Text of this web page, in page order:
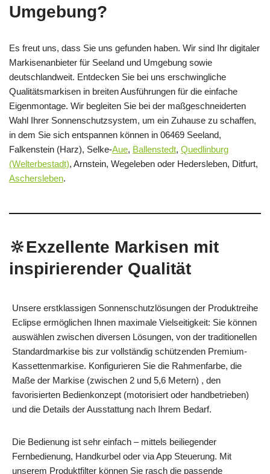
Umgebung?
Es freut uns, dass Sie uns gefunden haben. Wir sind Ihr digitaler
Markisenanbieter für Seeland und Umgebung sowie
deutschlandweit. Entdecken Sie bei uns erschwingliche
Qualitätsmarkisen in breiten Ausführungen für die einfache
Eigenmontage. Wir begleiten Sie bei der maßgeschneiderten
Wahl Ihrer Sonnenschutzsystem, um ein Zuhause zu schaffen,
in dem Sie sich entspannen können in 06469 Seeland,
Falkenstein (Harz), Selke-Aue, Ballenstedt, Quedlinburg
(Welterbestadt), Arnstein, Wegeleben oder Hedersleben, Ditfurt,
Aschersleben.
🔆Exzellente Markisen mit
inspirierender Qualität
Unsere erstklassigen Sonnenschutzlösungen der Produktreihe
Eclipse ermöglichen Ihnen maximale Vielseitigkeit: Sie können
auswählen zwischen diversen Lösungen, von der traditionellen
Standardmarkise bis zur vollständig schützenden Premium-
Kassettenmarkise. Konfigurieren Sie die Rahmenfarbe, die
Maße der Markise (zwischen 2 und 5,6 Metern) , den
favorisierten Bedienkonzept (motorisiert oder handbetrieben)
und die Details der Ausstattung nach Ihrem Bedarf.
Die Bedienung ist sehr einfach – mittels beiliegender
Fernbedienung, Handkurbel oder via App Steuerung. Mit
unserem Produktfilter können Sie rasch die passende